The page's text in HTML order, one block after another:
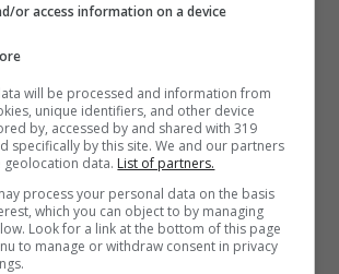
– Mattoni feat.
Shiva, Speranza,
Achille Lauro,
Ernia, Side Baby
audio, testo e
della canzone
or access information on a device
will be processed and information from
unique identifiers, and other device
by, accessed by and shared with 319
specifically by this site. We and our partners
geolocation data. List of partners.
process your personal data on the basis
which you can object to by managing
Look for a link at the bottom of this page
to manage or withdraw consent in privacy